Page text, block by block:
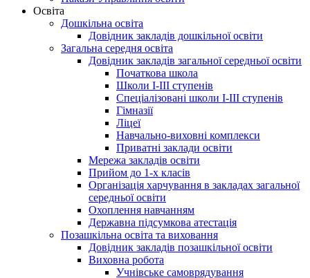
Освіта
Дошкільна освіта
Довідник закладів дошкільної освіти
Загальна середня освіта
Довідник закладів загальної середньої освіти
Початкова школа
Школи І-ІІІ ступенів
Спеціалізовані школи І-ІІІ ступенів
Гімназії
Ліцеї
Навчально-виховні комплекси
Приватні заклади освіти
Мережа закладів освіти
Прийом до 1-х класів
Організація харчування в закладах загальної
середньої освіти
Охоплення навчанням
Державна підсумкова атестація
Позашкільна освіта та виховання
Довідник закладів позашкільної освіти
Виховна робота
Учнівське самоврядування